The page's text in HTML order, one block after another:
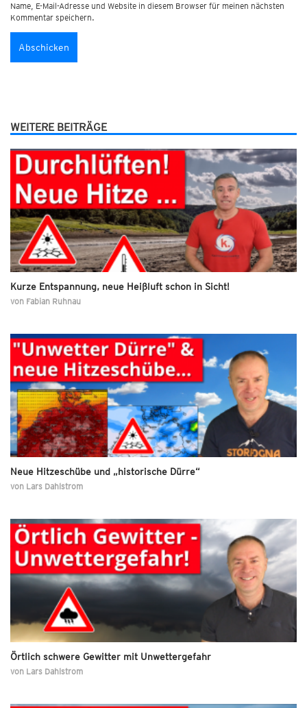
Name, E-Mail-Adresse und Website in diesem Browser für meinen nächsten
Kommentar speichern.
WEITERE BEITRÄGE
Kurze Entspannung, neue Heißluft schon in Sicht!
von Fabian Ruhnau
Neue Hitzeschübe und „historische Dürre“
von Lars Dahlstrom
Örtlich schwere Gewitter mit Unwettergefahr
von Lars Dahlstrom